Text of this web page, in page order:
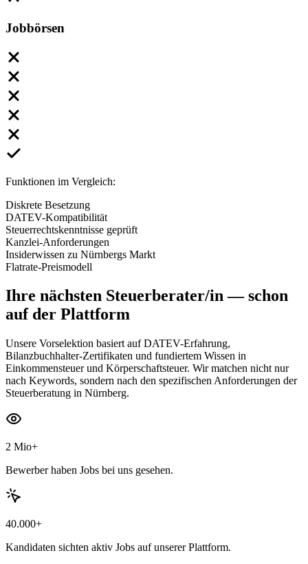
Jobbörsen
Funktionen im Vergleich:
Diskrete Besetzung
DATEV-Kompatibilität
Steuerrechtskenntnisse geprüft
Kanzlei-Anforderungen
Insiderwissen zu Nürnbergs Markt
Flatrate-Preismodell
Ihre nächsten Steuerberater/in— schon
auf der Plattform
Unsere Vorselektion basiert auf DATEV-Erfahrung,
Bilanzbuchhalter-Zertifikaten und fundiertem Wissen in
Einkommensteuer und Körperschaftsteuer. Wir matchen nicht nur
nach Keywords, sondern nach den spezifischen Anforderungen der
Steuerberatung in Nürnberg.
2 Mio+
Bewerber haben Jobs bei uns gesehen.
40.000+
Kandidaten sichten aktiv Jobs auf unserer Plattform.